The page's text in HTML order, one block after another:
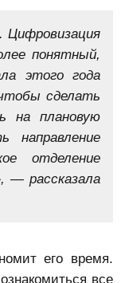
Цифровизация
понятный,
этого года
сделать
на плановую
направление
отделение
— рассказала
его время.
все